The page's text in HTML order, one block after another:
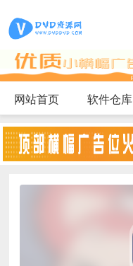
网站首页 软件仓库